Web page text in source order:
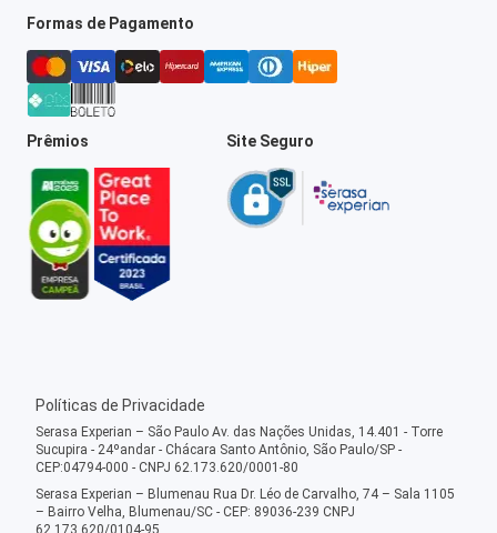
Formas de Pagamento
Prêmios Site Seguro
Políticas de Privacidade
Serasa Experian – São Paulo Av. das Nações Unidas, 14.401 - Torre
Sucupira - 24ºandar - Chácara Santo Antônio, São Paulo/SP -
CEP:04794-000 - CNPJ 62.173.620/0001-80
Serasa Experian – Blumenau Rua Dr. Léo de Carvalho, 74 – Sala 1105
– Bairro Velha, Blumenau/SC - CEP: 89036-239 CNPJ
62.173.620/0104-95